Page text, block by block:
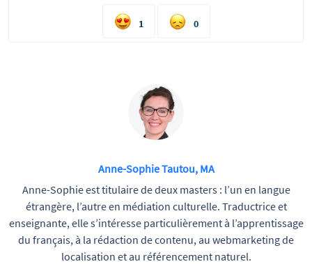
1 0
Anne-Sophie Tautou, MA
Anne-Sophie est titulaire de deux masters : l’un en langue
étrangère, l’autre en médiation culturelle. Traductrice et
enseignante, elle s’intéresse particulièrement à l’apprentissage
du français, à la rédaction de contenu, au webmarketing de
localisation et au référencement naturel.